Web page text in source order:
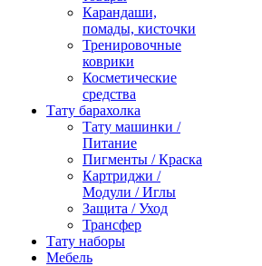
Карандаши,
помады, кисточки
Тренировочные
коврики
Косметические
средства
Тату барахолка
Тату машинки /
Питание
Пигменты / Краска
Картриджи /
Модули / Иглы
Защита / Уход
Трансфер
Тату наборы
Мебель